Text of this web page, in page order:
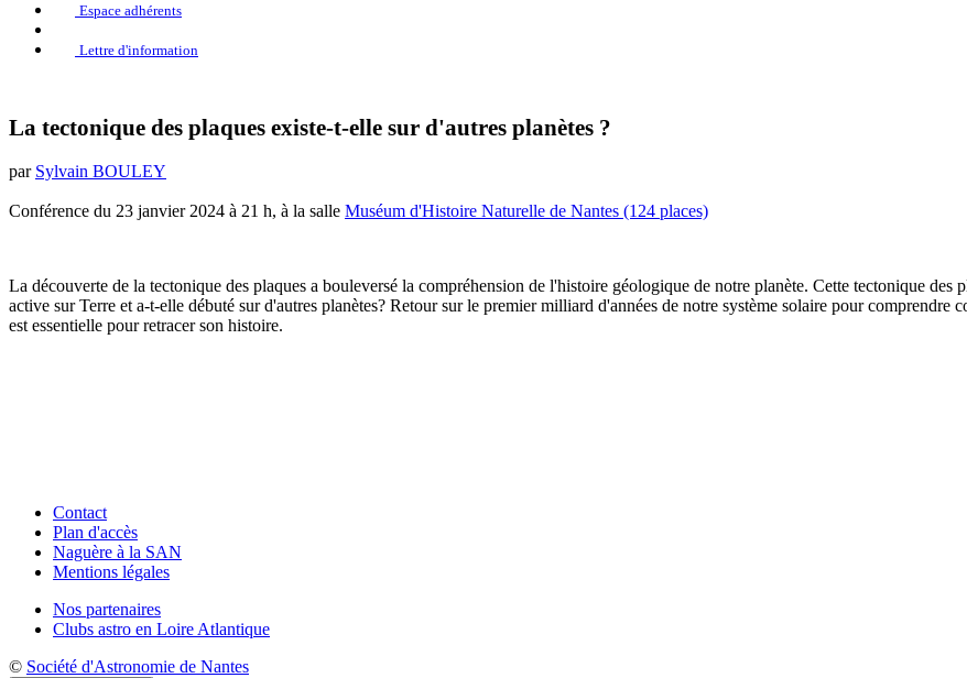
Espace adhérents
Lettre d'information
La tectonique des plaques existe-t-elle sur d'autres planètes ?
par Sylvain BOULEY
Conférence du 23 janvier 2024 à 21 h, à la salle Muséum d'Histoire Naturelle de Nantes (124 places)
La découverte de la tectonique des plaques a bouleversé la compréhension de l'histoire géologique de notre planète. Cette tectonique
active sur Terre et a-t-elle débuté sur d'autres planètes? Retour sur le premier milliard d'années de notre système solaire pour
est essentielle pour retracer son histoire.
Contact
Plan d'accès
Naguère à la SAN
Mentions légales
Nos partenaires
Clubs astro en Loire Atlantique
© Société d'Astronomie de Nantes